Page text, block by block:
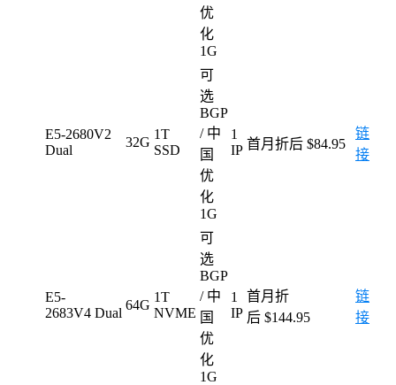
优
化
1G
E5-2680V2
Dual
32G
1T
SSD
可
选
BGP
/ 中
国
优
化
1G
1
IP 首月折后 $84.95
链
接
E5-
2683V4 Dual
64G
1T
NVME
可
选
BGP
/ 中
国
优
化
1G
1
IP
首月折
后 $144.95
链
接